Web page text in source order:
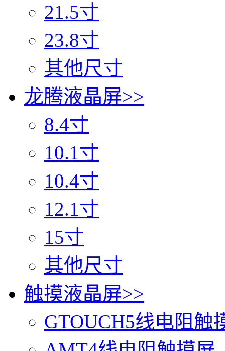
21.5寸
23.8寸
其他尺寸
龙腾液晶屏>>
8.4寸
10.1寸
10.4寸
12.1寸
15寸
其他尺寸
触摸液晶屏>>
GTOUCH5线电阻触